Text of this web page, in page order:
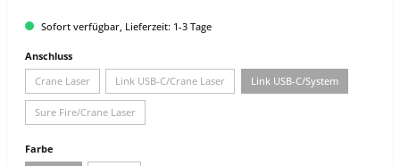
Sofort verfügbar, Lieferzeit: 1-3 Tage
Anschluss
Crane Laser
Link USB-C/Crane Laser Link USB-C/System
Sure Fire/Crane Laser
Farbe